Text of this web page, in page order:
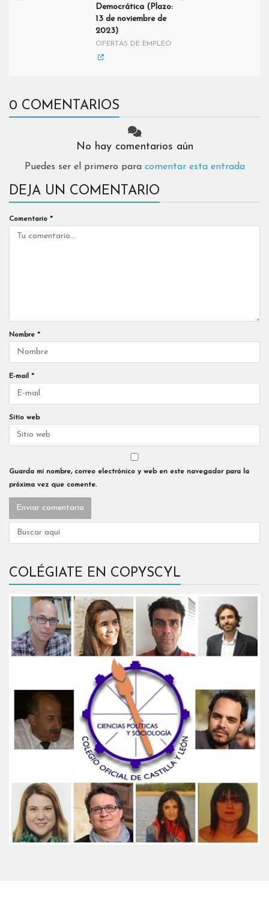
Democrática (Plazo:
13 de noviembre de
2023)
OFERTAS DE EMPLEO
0 COMENTARIOS
No hay comentarios aún
Puedes ser el primero para comentar esta entrada
DEJA UN COMENTARIO
Comentario *
Nombre *
E-mail *
Sitio web
Guarda mi nombre, correo electrónico y web en este navegador para la
próxima vez que comente.
COLÉGIATE EN COPYSCYL